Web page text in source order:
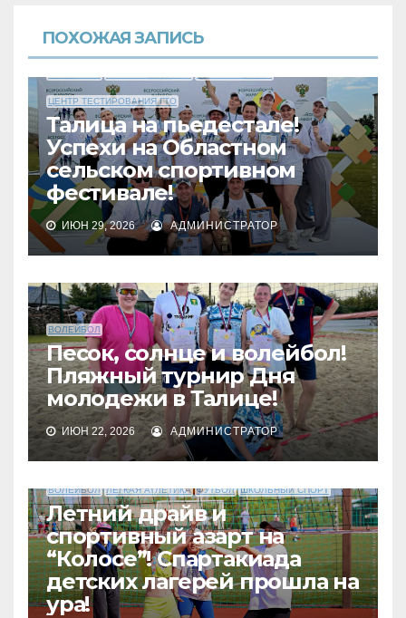
ПОХОЖАЯ ЗАПИСЬ
ЦЕНТР ТЕСТИРОВАНИЯ ГТО
Талица на пьедестале!
Успехи на Областном
сельском спортивном
фестивале!
ИЮН 29, 2026 АДМИНИСТРАТОР
ВОЛЕЙБОЛ
Песок, солнце и волейбол!
Пляжный турнир Дня
молодежи в Талице!
ИЮН 22, 2026 АДМИНИСТРАТОР
ВОЛЕЙБОЛ ЛЕГКАЯ АТЛЕТИКА ФУТБОЛ ШКОЛЬНЫЙ СПОРТ
Летний драйв и
спортивный азарт на
“Колосе”! Спартакиада
детских лагерей прошла на
ура!